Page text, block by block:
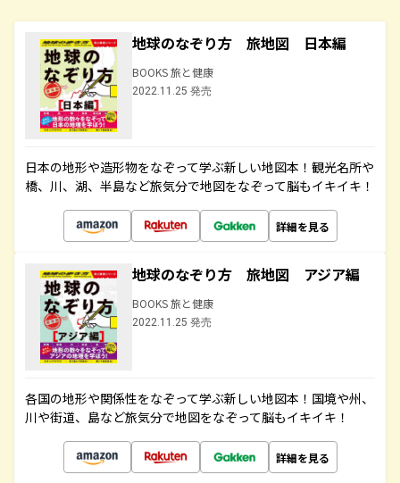
地球のなぞり方 旅地図 日本編
BOOKS 旅と健康
2022.11.25 発売
日本の地形や造形物をなぞって学ぶ新しい地図本！観光名所や
橋、川、湖、半島など旅気分で地図をなぞって脳もイキイキ！
詳細を見る
地球のなぞり方 旅地図 アジア編
BOOKS 旅と健康
2022.11.25 発売
各国の地形や関係性をなぞって学ぶ新しい地図本！国境や州、
川や街道、島など旅気分で地図をなぞって脳もイキイキ！
詳細を見る